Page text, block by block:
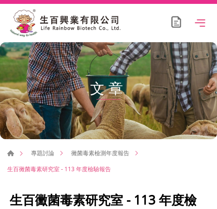
文章
專題討論 黴菌毒素檢測年度報告
生百黴菌毒素研究室 - 113 年度檢驗報告
生百黴菌毒素研究室 - 113 年度檢